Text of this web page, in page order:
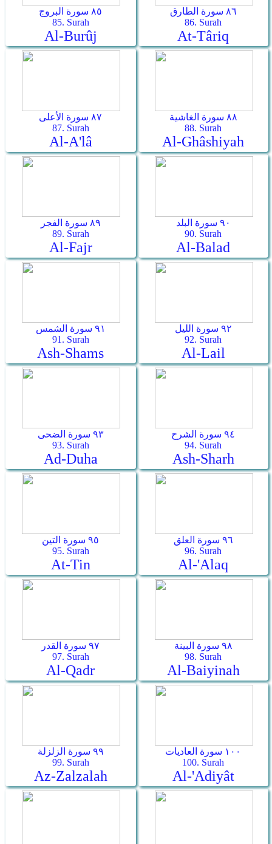
٨٥ سورة البروج
85. Surah
Al-Burûj
٨٦ سورة الطارق
86. Surah
At-Târiq
٨٧ سورة الأعلى
87. Surah
Al-A'lâ
٨٨ سورة الغاشية
88. Surah
Al-Ghâshiyah
٨٩ سورة الفجر
89. Surah
Al-Fajr
٩٠ سورة البلد
90. Surah
Al-Balad
٩١ سورة الشمس
91. Surah
Ash-Shams
٩٢ سورة الليل
92. Surah
Al-Lail
٩٣ سورة الضحى
93. Surah
Ad-Duha
٩٤ سورة الشرح
94. Surah
Ash-Sharh
٩٥ سورة التين
95. Surah
At-Tin
٩٦ سورة العلق
96. Surah
Al-'Alaq
٩٧ سورة القدر
97. Surah
Al-Qadr
٩٨ سورة البينة
98. Surah
Al-Baiyinah
٩٩ سورة الزلزلة
99. Surah
Az-Zalzalah
١٠٠ سورة العاديات
100. Surah
Al-'Adiyât